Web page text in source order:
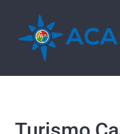
contenido